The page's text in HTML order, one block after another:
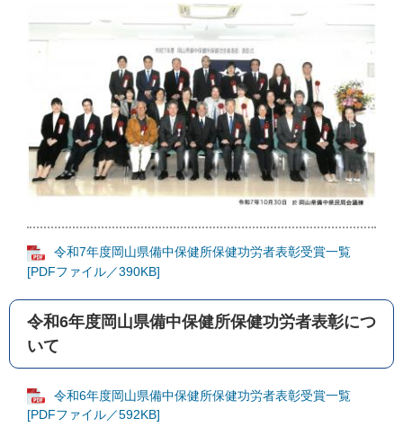
令和7年度岡山県備中保健所保健功労者表彰受賞一覧
[PDFファイル／390KB]
令和6年度岡山県備中保健所保健功労者表彰につ
いて
令和6年度岡山県備中保健所保健功労者表彰受賞一覧
[PDFファイル／592KB]